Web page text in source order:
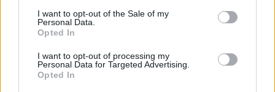
I want to opt-out of the Sale of my
Personal Data.
Opted In
I want to opt-out of processing my
Personal Data for Targeted Advertising.
Opted In
07 sierpnia 2026 | 22:36
Narodowy Bank Ukrainy wyemituje monetę upamiętniającą Jana